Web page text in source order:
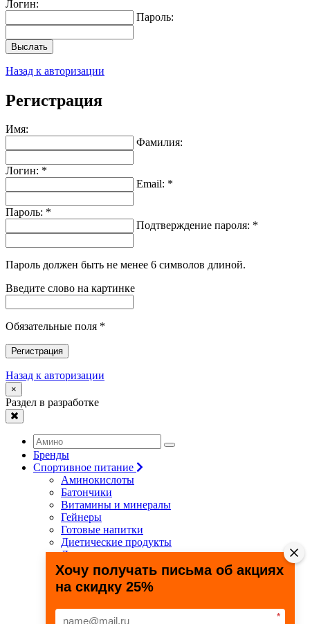
Логин:
Пароль:
Выслать
Назад к авторизации
Регистрация
Имя:
Фамилия:
Логин: *
Email: *
Пароль: *
Подтверждение пароля: *
Пароль должен быть не менее 6 символов длиной.
Введите слово на картинке
Обязательные поля *
Регистрация
Назад к авторизации
×
Раздел в разработке
Бренды
Спортивное питание
Аминокислоты
Батончики
Витамины и минералы
Гейнеры
Готовые напитки
Диетические продукты
Для связок и суставов
Жиросжигатели
Здоровье и долголетие
Креатин
Специальные препараты
Хочу получать письма об акциях
на скидку 25%
*